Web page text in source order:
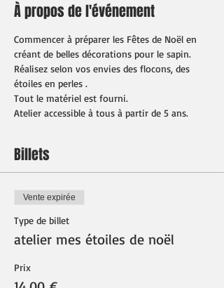
À propos de l'événement
Commencer à préparer les Fêtes de Noël en
créant de belles décorations pour le sapin.
Réalisez selon vos envies des flocons, des
étoiles en perles .
Tout le matériel est fourni.
Atelier accessible à tous à partir de 5 ans.
Billets
Vente expirée
Type de billet
atelier mes étoiles de noël
Prix